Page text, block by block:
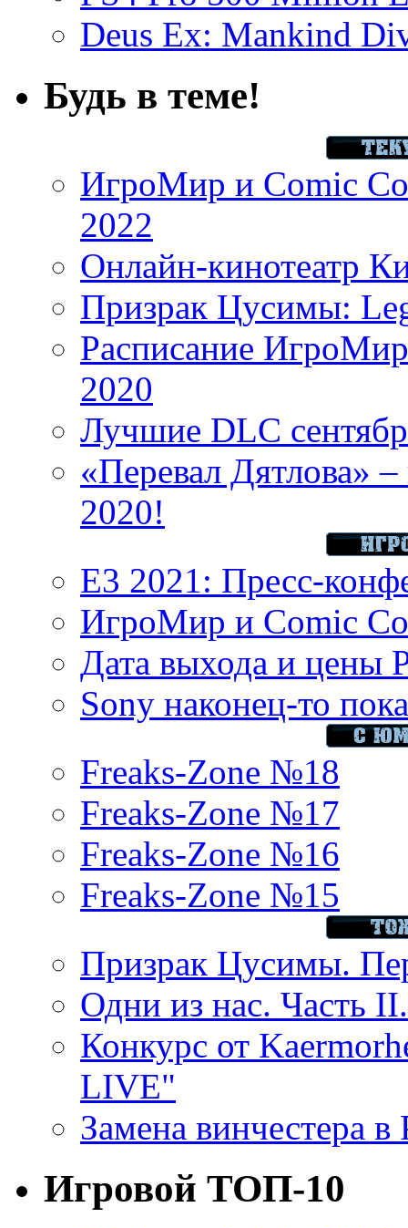
Deus Ex: Mankind
Будь в теме!
ИгроМир и Comic
2022
Онлайн-кинотеатр
Призрак Цусимы:
Расписание
2020
Лучшие DLC
«Перевал Дятлова»
2020!
E3 2021: Пресс-
ИгроМир и Comic
Дата выхода и цены
Sony наконец-то
Freaks-Zone №18
Freaks-Zone №17
Freaks-Zone №16
Freaks-Zone №15
Призрак Цусимы.
Одни из нас. Часть
Конкурс от
LIVE"
Замена винчестера
Игровой ТОП-10